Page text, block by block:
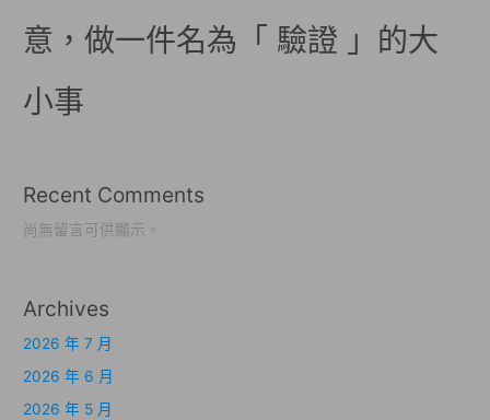
意，做一件名為「 驗證 」的大
小事
Recent Comments
尚無留言可供顯示。
Archives
2026 年 7 月
2026 年 6 月
2026 年 5 月